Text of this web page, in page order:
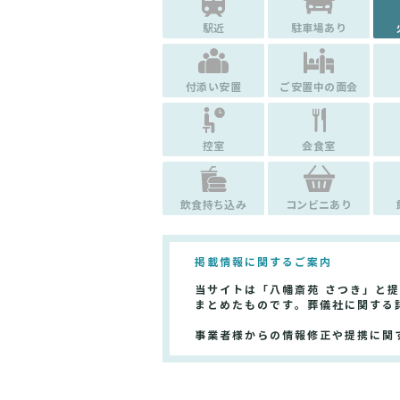
駅近 駐車場あり
付添い安置 ご安置中の面会
控室 会食室
飲食持ち込み コンビニあり
掲載情報に関するご案内
当サイトは「八幡斎苑 さつき」と
まとめたものです。葬儀社に関す
事業者様からの情報修正や提携に